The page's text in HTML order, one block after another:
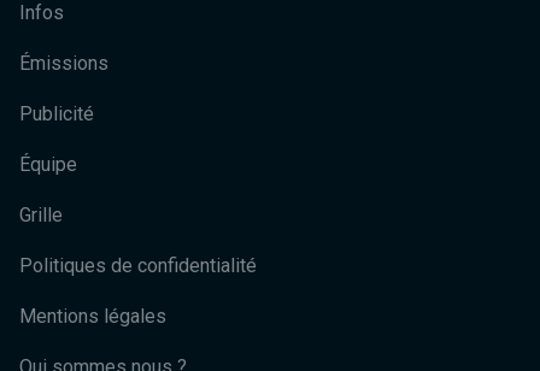
Infos
Émissions
Publicité
Équipe
Grille
Politiques de confidentialité
Mentions légales